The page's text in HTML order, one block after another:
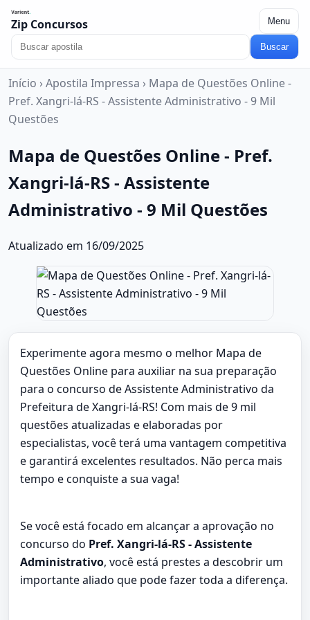
Zip Concursos Menu
Buscar
Início › Apostila Impressa › Mapa de Questões Online -
Pref. Xangri-lá-RS - Assistente Administrativo - 9 Mil
Questões
Mapa de Questões Online - Pref.
Xangri-lá-RS - Assistente
Administrativo - 9 Mil Questões
Atualizado em 16/09/2025
Experimente agora mesmo o melhor Mapa de
Questões Online para auxiliar na sua preparação
para o concurso de Assistente Administrativo da
Prefeitura de Xangri-lá-RS! Com mais de 9 mil
questões atualizadas e elaboradas por
especialistas, você terá uma vantagem competitiva
e garantirá excelentes resultados. Não perca mais
tempo e conquiste a sua vaga!
Se você está focado em alcançar a aprovação no
concurso do Pref. Xangri-lá-RS - Assistente
Administrativo, você está prestes a descobrir um
importante aliado que pode fazer toda a diferença.